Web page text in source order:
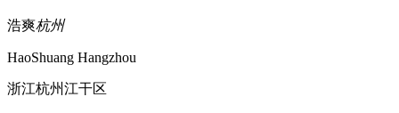
浩爽杭州
HaoShuang Hangzhou
浙江杭州江干区